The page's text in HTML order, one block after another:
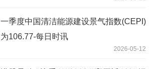
一季度中国清洁能源建设景气指数(CEPI)
为106.77-每日时讯
2026-05-12